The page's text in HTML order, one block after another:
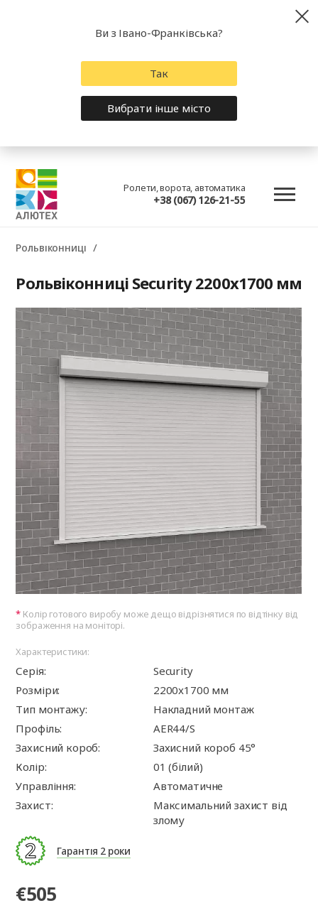
Ролети, ворота, автоматика
+38 (067) 126-21-55
Рольвіконниці
Рольвіконниці Security 2200x1700 мм
Колір готового виробу може дещо відрізнятися по відтінку від
зображення на моніторі.
Характеристики:
Серія:
Security
Розміри:
2200x1700 мм
Тип монтажу:
Накладний монтаж
Профіль:
AER44/S
Захисний короб:
Захисний короб 45°
Колір:
01 (білий)
Управління:
Автоматичне
Захист:
Максимальний захист від
злому
Гарантія 2 роки
€505
Ви з Івано-Франківська?
Так
Вибрати інше місто